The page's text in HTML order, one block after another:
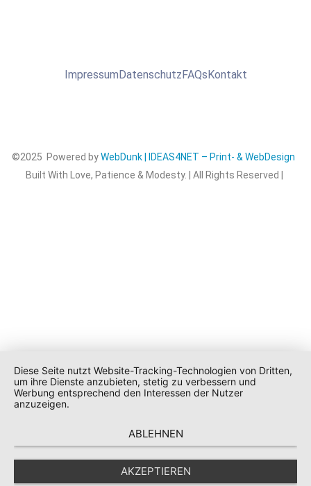
ImpressumDatenschutzFAQsKontakt
©2025 Powered byWebDunk | IDEAS4NET – Print- & WebDesign
Built With Love, Patience & Modesty. | All Rights Reserved |
Diese Seite nutzt Website-Tracking-Technologien von Dritten,
um ihre Dienste anzubieten, stetig zu verbessern und
Werbung entsprechend den Interessen der Nutzer
anzuzeigen.
ABLEHNEN
AKZEPTIEREN